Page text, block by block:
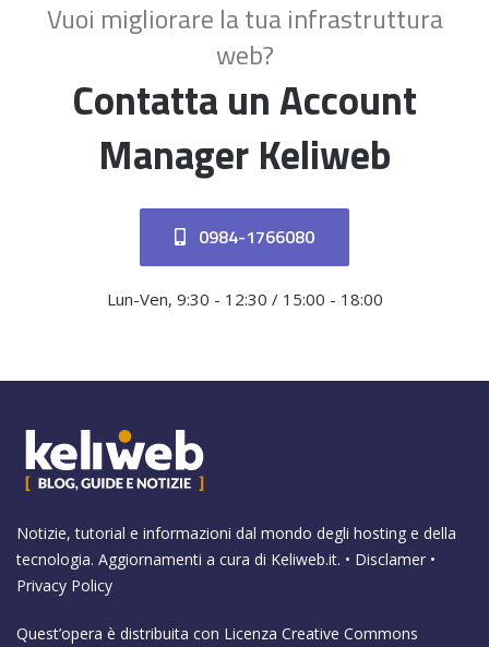
Vuoi migliorare la tua infrastruttura
web?
Contatta un Account
Manager Keliweb
0984-1766080
Lun-Ven, 9:30 - 12:30 / 15:00 - 18:00
Notizie, tutorial e informazioni dal mondo degli hosting e della
tecnologia. Aggiornamenti a cura di Keliweb.it. • Disclamer •
Privacy Policy
Quest’opera è distribuita con Licenza Creative Commons